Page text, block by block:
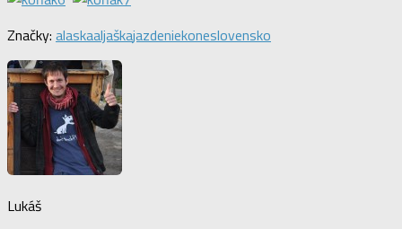
Značky: alaskaaljaškajazdeniekoneslovensko
Lukáš